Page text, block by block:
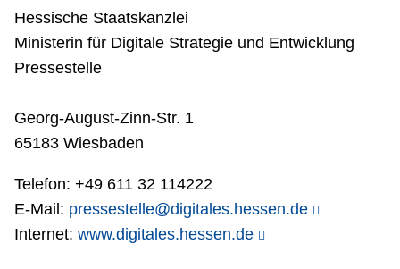
Hessische Staatskanzlei
Ministerin für Digitale Strategie und Entwicklung
Pressestelle
Georg-August-Zinn-Str. 1
65183 Wiesbaden
Telefon: +49 611 32 114222
E-Mail: pressestelle@digitales.hessen.de
Internet: www.digitales.hessen.de